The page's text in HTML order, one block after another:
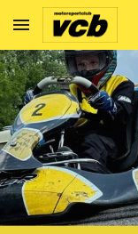
Skip to main content